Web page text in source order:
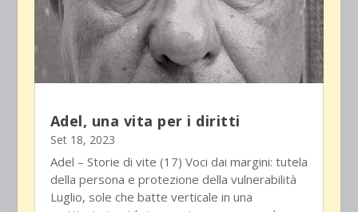
Adel, una vita per i diritti
Set 18, 2023
Adel – Storie di vite (17) Voci dai margini: tutela
della persona e protezione della vulnerabilità
Luglio, sole che batte verticale in una